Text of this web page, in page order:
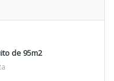
de 95m2